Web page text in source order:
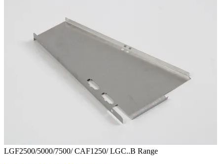
LGF2500/5000/7500/ CAF1250/ LGC..B Range